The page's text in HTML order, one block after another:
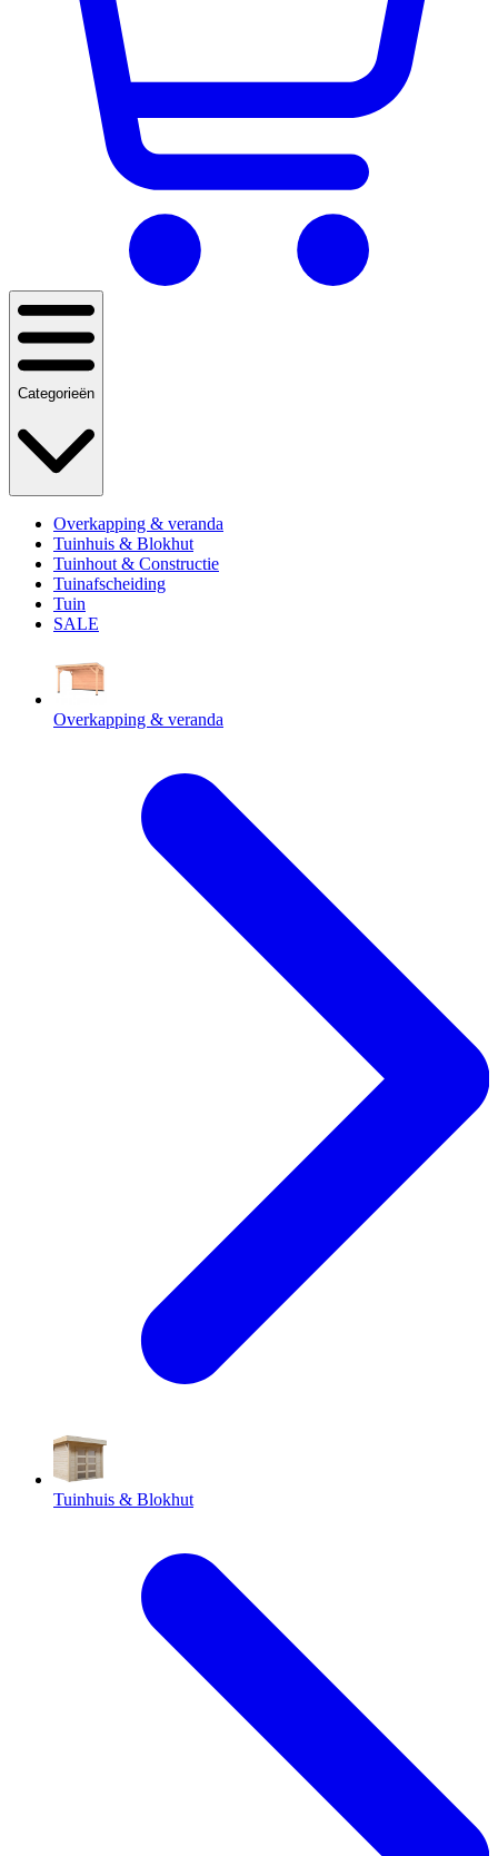
Categorieën
Overkapping & veranda
Tuinhuis & Blokhut
Tuinhout & Constructie
Tuinafscheiding
Tuin
SALE
Overkapping & veranda
Tuinhuis & Blokhut